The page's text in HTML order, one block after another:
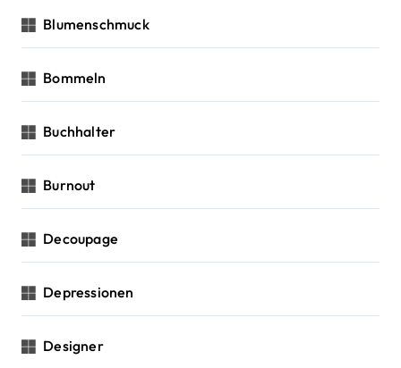
Blumenschmuck
Bommeln
Buchhalter
Burnout
Decoupage
Depressionen
Designer